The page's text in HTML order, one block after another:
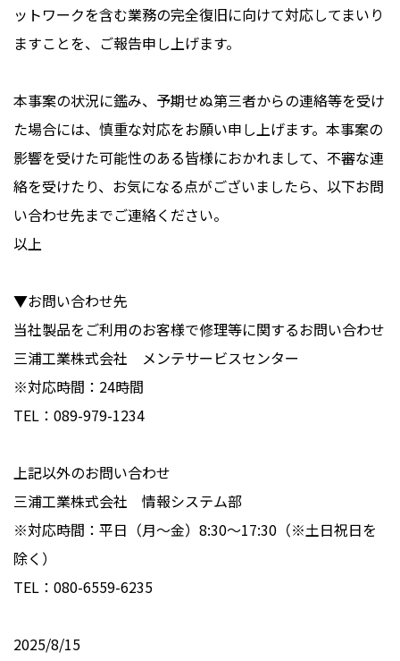
ットワークを含む業務の完全復旧に向けて対応してまいり
ますことを、ご報告申し上げます。
本事案の状況に鑑み、予期せぬ第三者からの連絡等を受け
た場合には、慎重な対応をお願い申し上げます。本事案の
影響を受けた可能性のある皆様におかれまして、不審な連
絡を受けたり、お気になる点がございましたら、以下お問
い合わせ先までご連絡ください。
以上
▼お問い合わせ先
当社製品をご利用のお客様で修理等に関するお問い合わせ
三浦工業株式会社 メンテサービスセンター
※対応時間：24時間
TEL：089-979-1234
上記以外のお問い合わせ
三浦工業株式会社 情報システム部
※対応時間：平日（月〜金）8:30〜17:30（※土日祝日を
除く）
TEL：080-6559-6235
2025/8/15